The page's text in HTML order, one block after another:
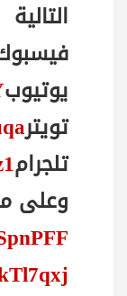
التالية
يوتيوب
تويتر
تلجرام
وعلى